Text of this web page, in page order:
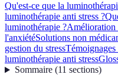
Qu'est-ce que la
luminothérapie anti stress ?
luminothérapie ?Amélioration
l'anxiétéSolutions non
gestion du stress
luminothérapie anti stress
Sommaire(11 sections)